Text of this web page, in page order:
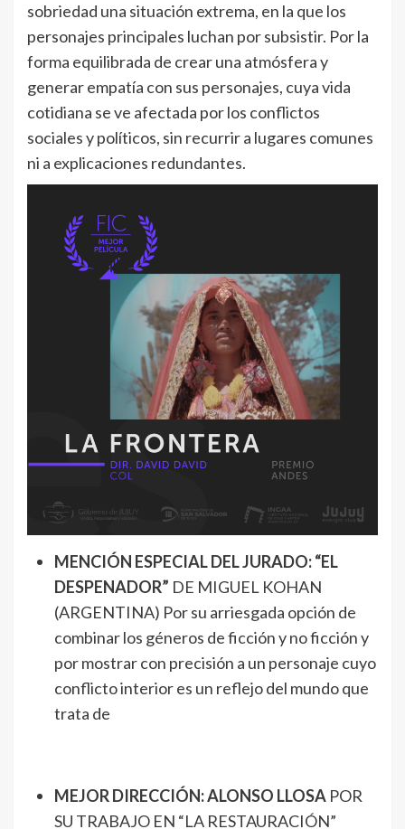
sobriedad una situación extrema, en la que los
personajes principales luchan por subsistir. Por la
forma equilibrada de crear una atmósfera y
generar empatía con sus personajes, cuya vida
cotidiana se ve afectada por los conflictos
sociales y políticos, sin recurrir a lugares comunes
ni a explicaciones redundantes.
MENCIÓN ESPECIAL DEL JURADO: “EL
DESPENADOR” DE MIGUEL KOHAN
(ARGENTINA) Por su arriesgada opción de
combinar los géneros de ficción y no ficción y
por mostrar con precisión a un personaje cuyo
conflicto interior es un reflejo del mundo que
trata de
MEJOR DIRECCIÓN: ALONSO LLOSA POR
SU TRABAJO EN “LA RESTAURACIÓN”